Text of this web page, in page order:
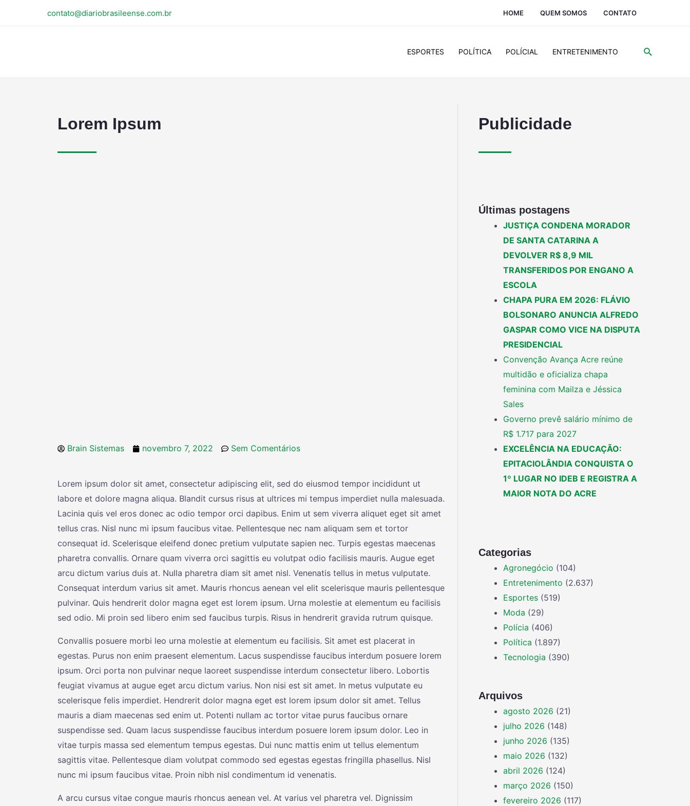
contato@diariobrasileense.com.br HOME QUEM SOMOS CONTATO
ESPORTES POLÍTICA POLÍCIAL ENTRETENIMENTO
Lorem Ipsum
Brain Sistemas novembro 7, 2022 Sem Comentários
Lorem ipsum dolor sit amet, consectetur adipiscing elit, sed do eiusmod tempor incididunt ut
labore et dolore magna aliqua. Blandit cursus risus at ultrices mi tempus imperdiet nulla malesuada.
Lacinia quis vel eros donec ac odio tempor orci dapibus. Enim ut sem viverra aliquet eget sit amet
tellus cras. Nisl nunc mi ipsum faucibus vitae. Pellentesque nec nam aliquam sem et tortor
consequat id. Scelerisque eleifend donec pretium vulputate sapien nec. Turpis egestas maecenas
pharetra convallis. Ornare quam viverra orci sagittis eu volutpat odio facilisis mauris. Augue eget
arcu dictum varius duis at. Nulla pharetra diam sit amet nisl. Venenatis tellus in metus vulputate.
Consequat interdum varius sit amet. Mauris rhoncus aenean vel elit scelerisque mauris pellentesque
pulvinar. Quis hendrerit dolor magna eget est lorem ipsum. Urna molestie at elementum eu facilisis
sed odio. Mi proin sed libero enim sed faucibus turpis. Risus in hendrerit gravida rutrum quisque.
Convallis posuere morbi leo urna molestie at elementum eu facilisis. Sit amet est placerat in
egestas. Purus non enim praesent elementum. Lacus suspendisse faucibus interdum posuere lorem
ipsum. Orci porta non pulvinar neque laoreet suspendisse interdum consectetur libero. Lobortis
feugiat vivamus at augue eget arcu dictum varius. Non nisi est sit amet. In metus vulputate eu
scelerisque felis imperdiet. Hendrerit dolor magna eget est lorem ipsum dolor sit amet. Tellus
mauris a diam maecenas sed enim ut. Potenti nullam ac tortor vitae purus faucibus ornare
suspendisse sed. Quam lacus suspendisse faucibus interdum posuere lorem ipsum dolor. Leo in
vitae turpis massa sed elementum tempus egestas. Dui nunc mattis enim ut tellus elementum
sagittis vitae. Pellentesque diam volutpat commodo sed egestas egestas fringilla phasellus. Nisl
nunc mi ipsum faucibus vitae. Proin nibh nisl condimentum id venenatis.
A arcu cursus vitae congue mauris rhoncus aenean vel. At varius vel pharetra vel. Dignissim
Publicidade
Últimas postagens
JUSTIÇA CONDENA MORADOR
DE SANTA CATARINA A
DEVOLVER R$ 8,9 MIL
TRANSFERIDOS POR ENGANO A
ESCOLA
CHAPA PURA EM 2026: FLÁVIO
BOLSONARO ANUNCIA ALFREDO
GASPAR COMO VICE NA DISPUTA
PRESIDENCIAL
Convenção Avança Acre reúne
multidão e oficializa chapa
feminina com Mailza e Jéssica
Sales
Governo prevê salário mínimo de
R$ 1.717 para 2027
EXCELÊNCIA NA EDUCAÇÃO:
EPITACIOLÂNDIA CONQUISTA O
1º LUGAR NO IDEB E REGISTRA A
MAIOR NOTA DO ACRE
Categorias
Agronegócio (104)
Entretenimento (2.637)
Esportes (519)
Moda (29)
Polícia (406)
Política (1.897)
Tecnologia (390)
Arquivos
agosto 2026 (21)
julho 2026 (148)
junho 2026 (135)
maio 2026 (132)
abril 2026 (124)
março 2026 (150)
fevereiro 2026 (117)